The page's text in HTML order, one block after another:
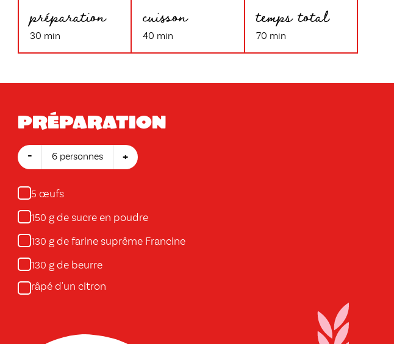
préparation
30 min
cuisson
40 min
temps total
70 min
Préparation
- 6 personnes +
5 œufs
150 g de sucre en poudre
130 g de farine suprême Francine
130 g de beurre
râpé d'un citron